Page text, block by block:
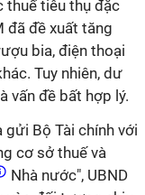
thuế tiêu thụ đặc
đã đề xuất tăng
bia, điện thoại
Tuy nhiên, dư
vấn đề bất hợp lý.
gửi Bộ Tài chính với
cơ sở thuế và
Nhà nước", UBND